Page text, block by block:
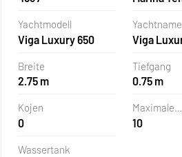
Kroatien
Yachtmodell
Viga Luxury 650
Yachtname
Viga
Breite
2.75 m
Tiefgang
0.75 m
Kojen
0
Maximale
10
Wassertank